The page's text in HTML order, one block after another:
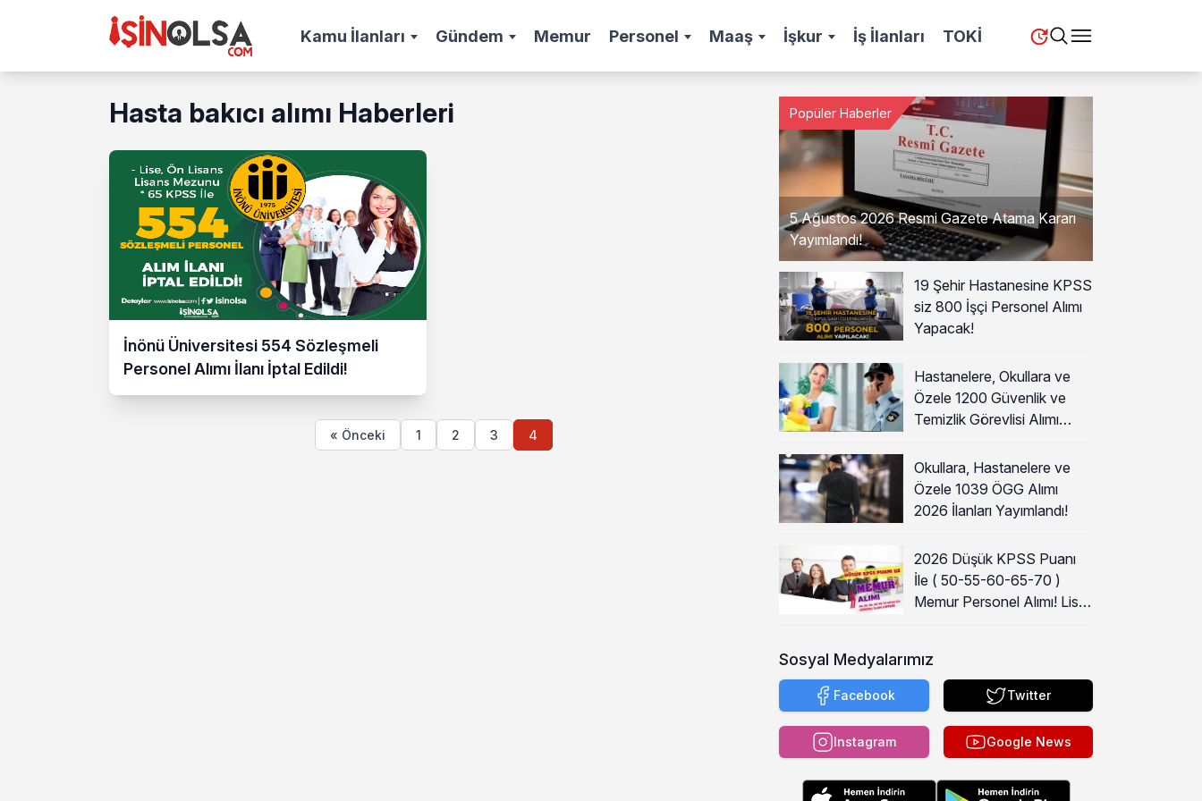
Kamu İlanları Gündem Memur Personel Maaş İşkur İş İlanları TOKİ
Hasta bakıcı alımı Haberleri
İnönü Üniversitesi 554 Sözleşmeli
Personel Alımı İlanı İptal Edildi!
« Önceki 1 2 3 4
5 Ağustos 2026 Resmi Gazete Atama Kararı
Yayımlandı!
Popüler Haberler
19 Şehir Hastanesine KPSS
siz 800 İşçi Personel Alımı
Yapacak!
Hastanelere, Okullara ve
Özele 1200 Güvenlik ve
Temizlik Görevlisi Alımı
Okullara, Hastanelere ve
Özele 1039 ÖGG Alımı
2026 İlanları Yayımlandı!
2026 Düşük KPSS Puanı
İle ( 50-55-60-65-70 )
Memur Personel Alımı! Lise,
Sosyal Medyalarımız
Facebook Twitter
Instagram Google News